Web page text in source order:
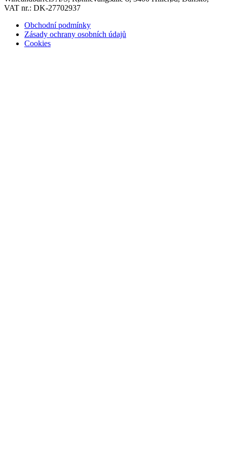
VAT nr.: DK-27702937
Obchodní podmínky
Zásady ochrany osobních údajů
Cookies